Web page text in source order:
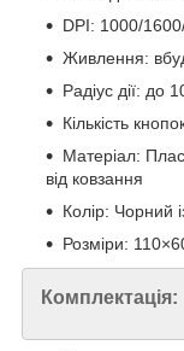
DPI: 1000/
Живлення:
Радіус дії: до
Кількість
Матеріал:
від ковзання
Колір: Чорний
Розміри:
Комплектація: